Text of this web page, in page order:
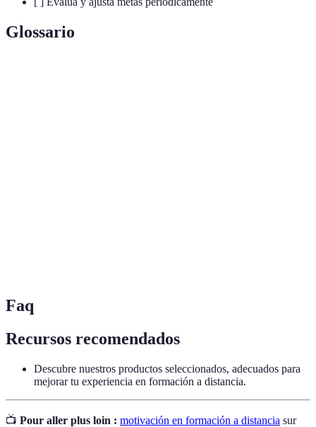
Glossario
Faq
Recursos recomendados
Descubre nuestros productos seleccionados, adecuados para
mejorar tu experiencia en formación a distancia.
📺 Pour aller plus loin : motivación en formación a distancia sur